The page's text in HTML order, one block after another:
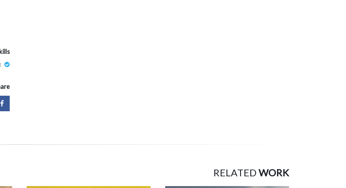
RELATED WORK